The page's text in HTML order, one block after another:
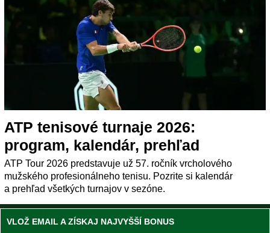
ATP tenisové turnaje 2026:
program, kalendár, prehľad
ATP Tour 2026 predstavuje už 57. ročník vrcholového
mužského profesionálneho tenisu. Pozrite si kalendár
a prehľad všetkých turnajov v sezóne.
VLOŽ EMAIL A ZÍSKAJ NAJVYŠŠÍ BONUS